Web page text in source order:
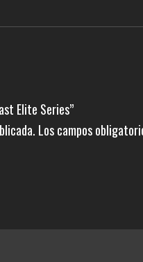
Elite Series”
Los campos